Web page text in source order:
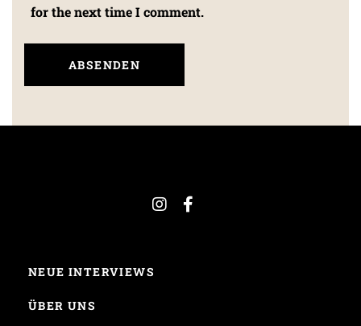
for the next time I comment.
NEUE INTERVIEWS
ÜBER UNS